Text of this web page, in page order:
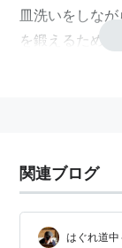
皿洗いをしな
を鍛えるため
のトップセール
する研修、講
究所代表。真
ランチェーン
関連ブログ
はぐれ道中